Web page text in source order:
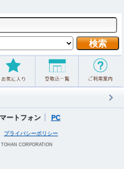
ートフォン PC
プライバシーポリシー
CORPORATION